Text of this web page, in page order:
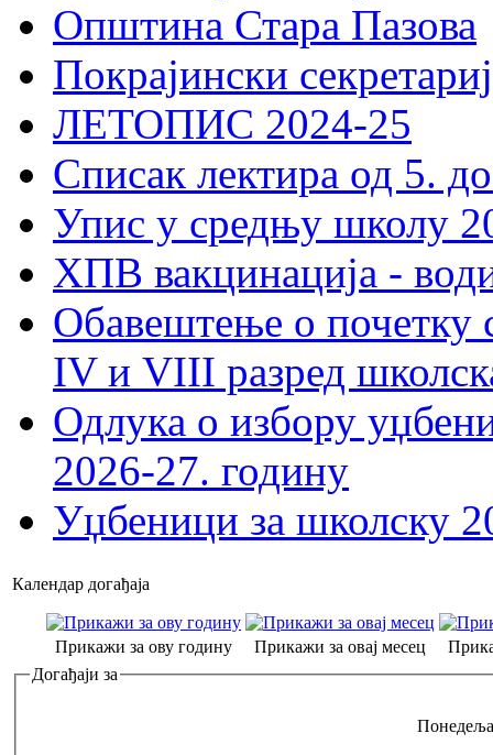
Општина Стара Пазова
Покрајински
ЛЕТОПИС 2024-25
Списак лектира од 5.
Упис у средњу школу
ХПВ вакцинација -
Обавештење о почетку
IV и VIII разред
Одлука о избору
2026-27. годину
Уџбеници за школску
Календар догађаја
Прикажи за ову годину Прикажи за овај месец
Догађаји за